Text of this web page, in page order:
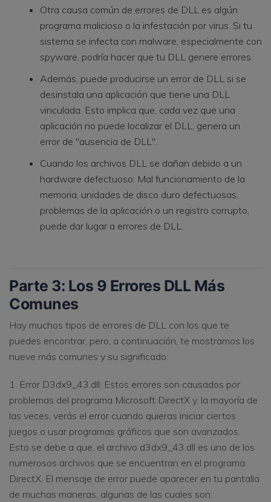
Otra causa común de errores de DLL es algún
programa malicioso o la infestación por virus. Si tu
sistema se infecta con malware, especialmente con
spyware, podría hacer que tu DLL genere errores.
Además, puede producirse un error de DLL si se
desinstala una aplicación que tiene una DLL
vinculada. Esto implica que, cada vez que una
aplicación no puede localizar el DLL, genera un
error de "ausencia de DLL".
Cuando los archivos DLL se dañan debido a un
hardware defectuoso: Mal funcionamiento de la
memoria, unidades de disco duro defectuosas,
problemas de la aplicación o un registro corrupto,
puede dar lugar a errores de DLL.
Parte 3: Los 9 Errores DLL Más
Comunes
Hay muchos tipos de errores de DLL con los que te
puedes encontrar, pero, a continuación, te mostramos los
nueve más comunes y su significado:
1. Error D3dx9_43.dll: Estos errores son causados por
problemas del programa Microsoft DirectX y, la mayoría de
las veces, verás el error cuando quieras iniciar ciertos
juegos o usar programas gráficos que son avanzados.
Esto se debe a que, el archivo d3dx9_43.dll es uno de los
numerosos archivos que se encuentran en el programa
DirectX. El mensaje de error puede aparecer en tu pantalla
de muchas maneras, algunas de las cuales son: